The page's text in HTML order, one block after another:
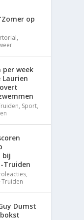
op
,
week
Laurien
, Sport,
bij
Truiden
,
Truiden
Dumst